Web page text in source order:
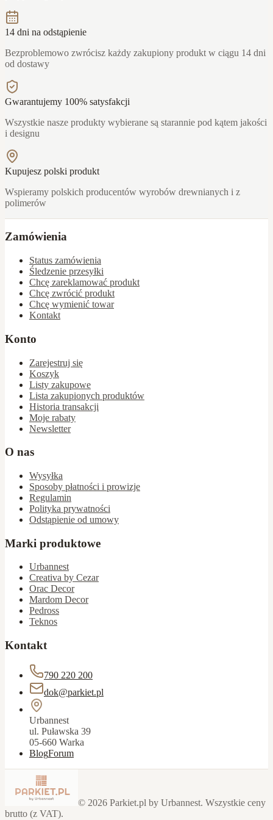
14 dni na odstąpienie
Bezproblemowo zwrócisz każdy zakupiony produkt w ciągu 14 dni
od dostawy
Gwarantujemy 100% satysfakcji
Wszystkie nasze produkty wybierane są starannie pod kątem jakości
i designu
Kupujesz polski produkt
Wspieramy polskich producentów wyrobów drewnianych i z
polimerów
Zamówienia
Status zamówienia
Śledzenie przesyłki
Chcę zareklamować produkt
Chcę zwrócić produkt
Chcę wymienić towar
Kontakt
Konto
Zarejestruj się
Koszyk
Listy zakupowe
Lista zakupionych produktów
Historia transakcji
Moje rabaty
Newsletter
O nas
Wysyłka
Sposoby płatności i prowizje
Regulamin
Polityka prywatności
Odstąpienie od umowy
Marki produktowe
Urbannest
Creativa by Cezar
Orac Decor
Mardom Decor
Pedross
Teknos
Kontakt
790 220 200
dok@parkiet.pl
Urbannest
ul. Puławska 39
05-660 Warka
BlogForum
© 2026 Parkiet.pl by Urbannest. Wszystkie ceny
brutto (z VAT).